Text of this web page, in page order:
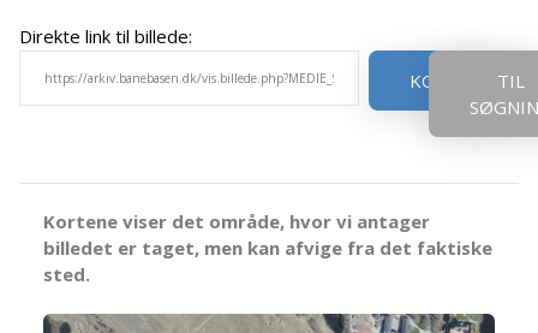
Direkte link til billede:
KOPIER
TIL
Kortene viser det område, hvor vi antager
billedet er taget, men kan afvige fra det faktiske
sted.